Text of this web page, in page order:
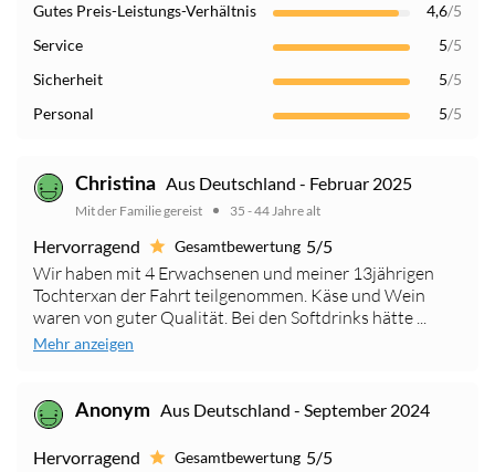
Gutes Preis-Leistungs-Verhältnis 4,6/5
Service
5/5
Sicherheit
5/5
Personal
5/5
Christina Aus Deutschland - Februar 2025
Mit der Familie gereist 35 - 44 Jahre alt
Hervorragend Gesamtbewertung 5/5
Wir haben mit 4 Erwachsenen und meiner 13jährigen
Tochterxan der Fahrt teilgenommen. Käse und Wein
waren von guter Qualität. Bei den Softdrinks hätte ...
Mehr anzeigen
Anonym Aus Deutschland - September 2024
Hervorragend Gesamtbewertung 5/5